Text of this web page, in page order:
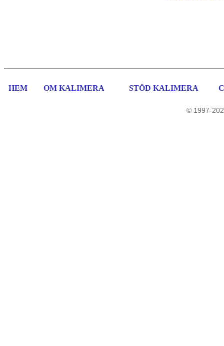
HEM OM KALIMERA STÖD KALIMERA
© 1997-